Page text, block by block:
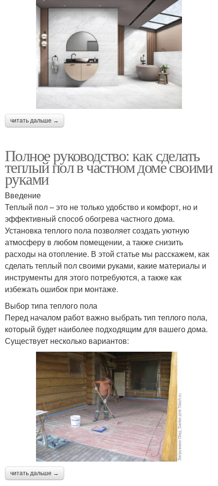
читать дальше →
Полное руководство: как сделать
теплый пол в частном доме своими
руками
Введение
Теплый пол – это не только удобство и комфорт, но и
эффективный способ обогрева частного дома.
Установка теплого пола позволяет создать уютную
атмосферу в любом помещении, а также снизить
расходы на отопление. В этой статье мы расскажем, как
сделать теплый пол своими руками, какие материалы и
инструменты для этого потребуются, а также как
избежать ошибок при монтаже.
Выбор типа теплого пола
Перед началом работ важно выбрать тип теплого пола,
который будет наиболее подходящим для вашего дома.
Существует несколько вариантов:
читать дальше →